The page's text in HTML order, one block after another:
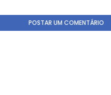
POSTAR UM COMENTÁRIO